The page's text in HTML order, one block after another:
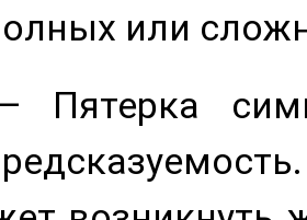
или
Пятерка